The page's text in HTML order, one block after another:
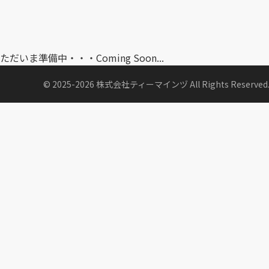
ただいま準備中・・・Coming Soon...
© 2025-2026 株式会社ティーマインヅ All Rights Reserved.